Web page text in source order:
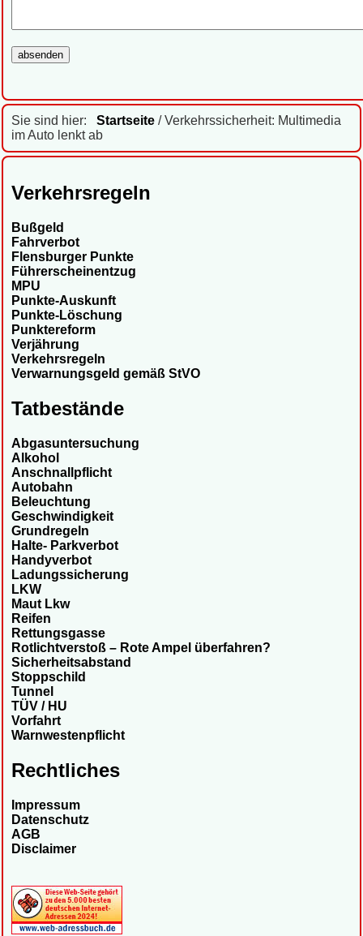
Sie sind hier: Startseite / Verkehrssicherheit: Multimedia
im Auto lenkt ab
Verkehrsregeln
Bußgeld
Fahrverbot
Flensburger Punkte
Führerscheinentzug
MPU
Punkte-Auskunft
Punkte-Löschung
Punktereform
Verjährung
Verkehrsregeln
Verwarnungsgeld gemäß StVO
Tatbestände
Abgasuntersuchung
Alkohol
Anschnallpflicht
Autobahn
Beleuchtung
Geschwindigkeit
Grundregeln
Halte- Parkverbot
Handyverbot
Ladungssicherung
LKW
Maut Lkw
Reifen
Rettungsgasse
Rotlichtverstoß – Rote Ampel überfahren?
Sicherheitsabstand
Stoppschild
Tunnel
TÜV / HU
Vorfahrt
Warnwestenpflicht
Rechtliches
Impressum
Datenschutz
AGB
Disclaimer